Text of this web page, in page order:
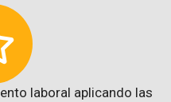
laboral aplicando las